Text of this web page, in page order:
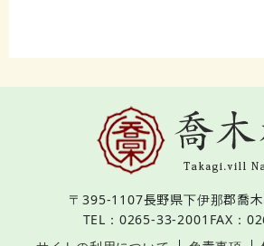
〒395-1107長野県下伊那郡喬
TEL：0265-33-2001 FAX：